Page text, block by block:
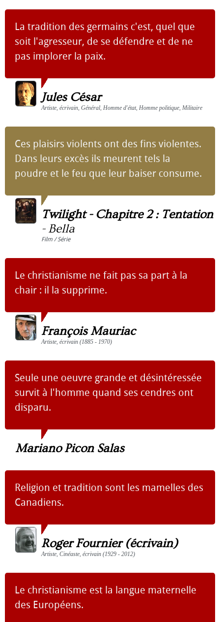
La tradition des germains c'est, quel que
soit l'agresseur, de se défendre et de ne
pas implorer la paix.
Jules César
Artiste, écrivain, Général, Homme d'état, Homme politique, Militaire
Ces plaisirs violents ont des fins violentes.
Dans leurs excès ils meurent tels la
poudre et le feu que leur baiser consume.
Twilight - Chapitre 2 : Tentation
- Bella
Film / Série
Le christianisme ne fait pas sa part à la
chair : il la supprime.
François Mauriac
Artiste, écrivain (1885 - 1970)
Seule une oeuvre grande et désintéressée
survit à l'homme quand ses cendres ont
disparu.
Mariano Picon Salas
Religion et tradition sont les mamelles des
Canadiens.
Roger Fournier (écrivain)
Artiste, Cinéaste, écrivain (1929 - 2012)
Le christianisme est la langue maternelle
des Européens.